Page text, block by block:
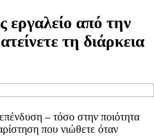
εργαλείο από την
τη διάρκεια
– τόσο στην ποιότητα
που νιώθετε όταν